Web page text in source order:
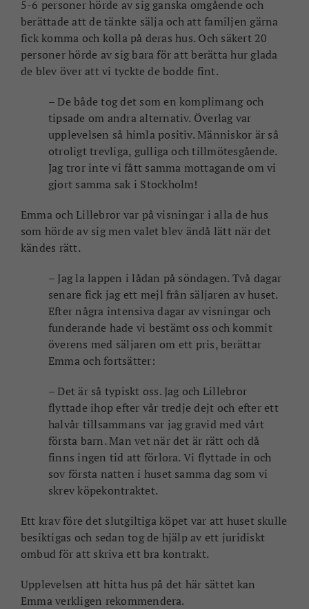
5-6 personer hörde av sig ganska omgående och
berättade att de tänkte sälja och att familjen gärna
fick komma och kolla på deras hus. Och säkert 20
personer hörde av sig bara för att berätta hur glada
de blev över att vi tyckte de bodde fint.
– De både tog det som en komplimang och
tipsade om andra alternativ. Överlag var
upplevelsen så himla positiv. Människor är så
otroligt trevliga, gulliga och tillmötesgående.
Jag tror inte vi fått samma mottagande om vi
gjort samma sak i Stockholm!
Emma och Lillebror var på visningar i alla de hus
som hörde av sig men valet blev ändå lätt när det
kändes rätt.
– Jag la lappen i lådan på söndagen. Två dagar
senare fick jag ett mejl från säljaren av huset.
Efter några intensiva dagar av visningar och
funderande hade vi bestämt oss och kommit
överens med säljaren om ett pris, berättar
Emma och fortsätter:
– Det är så typiskt oss. Jag och Lillebror
flyttade ihop efter vår tredje dejt och efter ett
halvår tillsammans var jag gravid med vårt
första barn. Man vet när det är rätt och då
finns ingen tid att förlora. Vi flyttade in och
sov första natten i huset samma dag som vi
skrev köpekontraktet.
Ett krav före det slutgiltiga köpet var att huset skulle
besiktigas och sedan tog de hjälp av ett juridiskt
ombud för att skriva ett bra kontrakt.
Upplevelsen att hitta hus på det här sättet kan
Emma verkligen rekommendera.